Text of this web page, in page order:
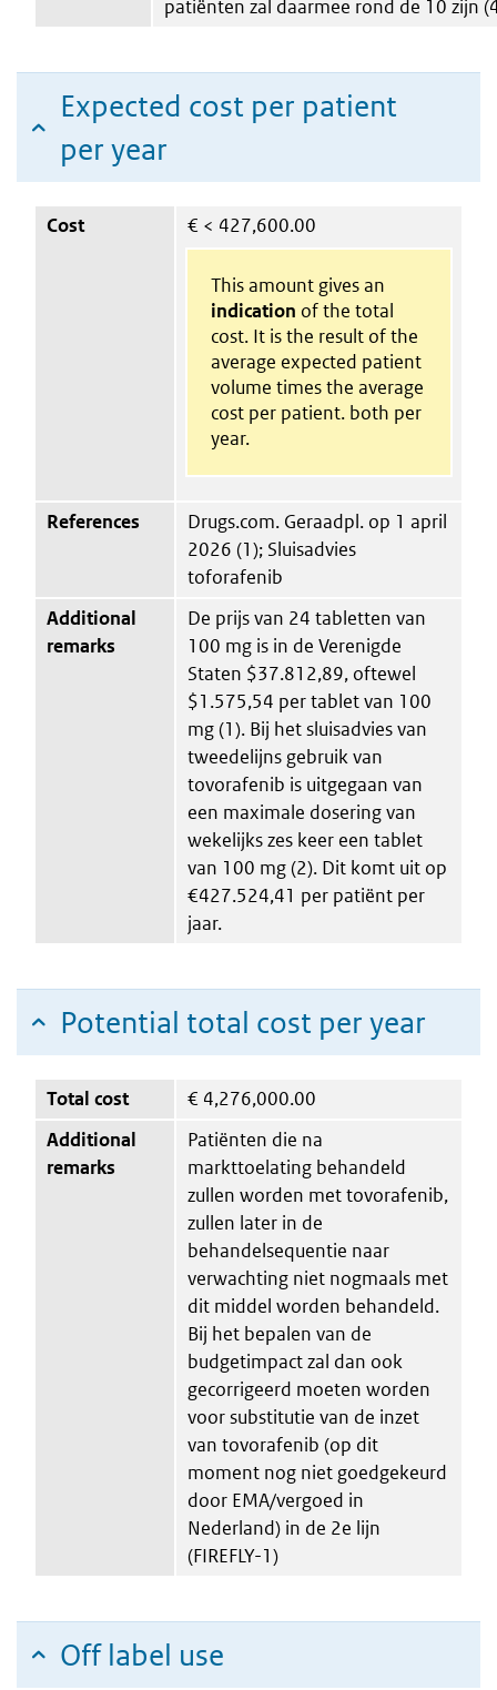
patiënten zal daarmee rond de 10 zijn
Expected cost per patient
per year
Cost € < 427,600.00
This amount gives an
indication of the total
cost. It is the result of the
average expected patient
volume times the average
cost per patient. both per
year.
References
Drugs.com. Geraadpl. op 1 april
2026 (1); Sluisadvies
toforafenib
Additional
remarks
De prijs van 24 tabletten van
100 mg is in de Verenigde
Staten $37.812,89, oftewel
$1.575,54 per tablet van 100
mg (1). Bij het sluisadvies van
tweedelijns gebruik van
tovorafenib is uitgegaan van
een maximale dosering van
wekelijks zes keer een tablet
van 100 mg (2). Dit komt uit op
€427.524,41 per patiënt per
jaar.
Potential total cost per year
Total cost € 4,276,000.00
Additional
remarks
Patiënten die na
markttoelating behandeld
zullen worden met tovorafenib,
zullen later in de
behandelsequentie naar
verwachting niet nogmaals met
dit middel worden behandeld.
Bij het bepalen van de
budgetimpact zal dan ook
gecorrigeerd moeten worden
voor substitutie van de inzet
van tovorafenib (op dit
moment nog niet goedgekeurd
door EMA/vergoed in
Nederland) in de 2e lijn
(FIREFLY-1)
Off label use